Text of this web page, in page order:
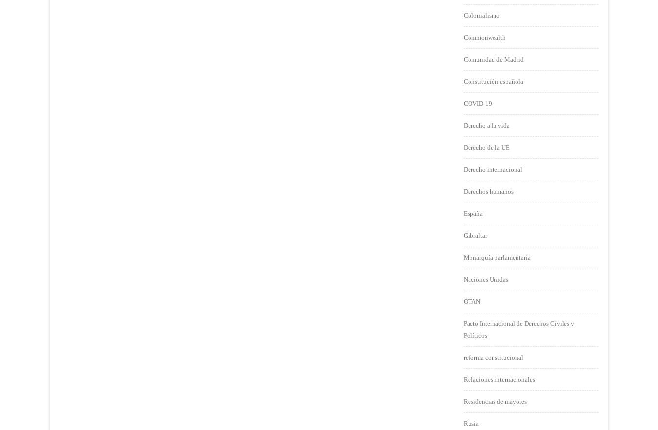
Colonialismo
Commonwealth
Comunidad de Madrid
Constitución española
COVID-19
Derecho a la vida
Derecho de la UE
Derecho internacional
Derechos humanos
España
Gibraltar
Monarquía parlamentaria
Naciones Unidas
OTAN
Pacto Internacional de Derechos Civiles y
Políticos
reforma constitucional
Relaciones internacionales
Residencias de mayores
Rusia